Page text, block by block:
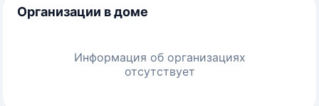
Организации в доме
Информация об организациях
отсутствует